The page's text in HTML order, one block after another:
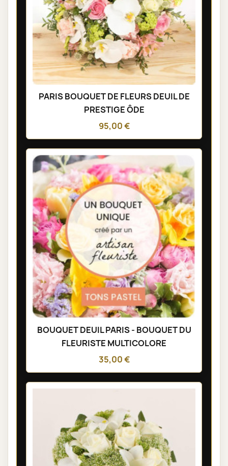
PARIS BOUQUET DE FLEURS DEUIL DE
PRESTIGE ÔDE
95,00 €
BOUQUET DEUIL PARIS - BOUQUET DU
FLEURISTE MULTICOLORE
35,00 €